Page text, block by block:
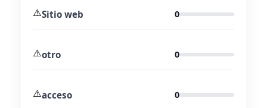
⚠️Sitio web 0
⚠️otro 0
⚠️acceso 0